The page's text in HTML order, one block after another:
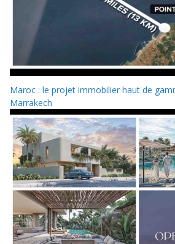
Maroc : le projet immobilier haut de
Marrakech